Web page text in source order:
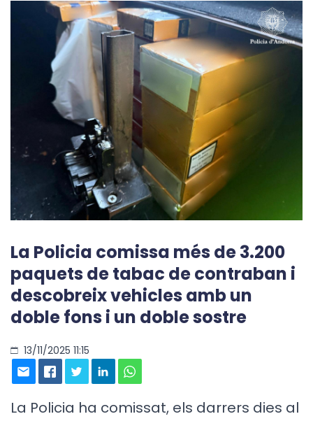
La Policia comissa més de 3.200
paquets de tabac de contraban i
descobreix vehicles amb un
doble fons i un doble sostre
13/11/2025 11:15
La Policia ha comissat, els darrers dies al